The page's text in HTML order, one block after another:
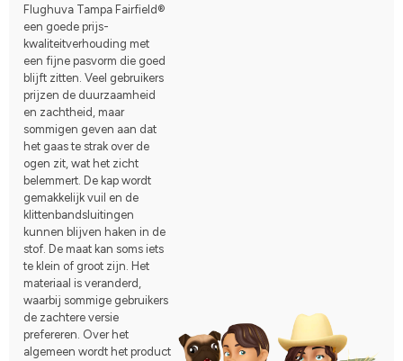
Flughuva Tampa Fairfield®
een goede prijs-
kwaliteitverhouding met
een fijne pasvorm die goed
blijft zitten. Veel gebruikers
prijzen de duurzaamheid
en zachtheid, maar
sommigen geven aan dat
het gaas te strak over de
ogen zit, wat het zicht
belemmert. De kap wordt
gemakkelijk vuil en de
klittenbandsluitingen
kunnen blijven haken in de
stof. De maat kan soms iets
te klein of groot zijn. Het
materiaal is veranderd,
waarbij sommige gebruikers
de zachtere versie
prefereren. Over het
algemeen wordt het product